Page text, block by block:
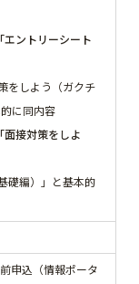
ントリーシート
をしよう（ガクチ
に同内容
接対策をしよ
礎編）」と基本的
申込（情報ポータ